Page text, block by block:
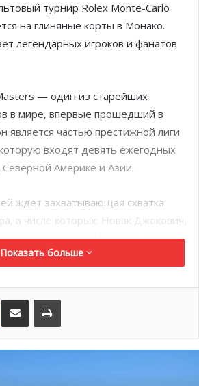
турнир Rolex Monte-Carlo
на глиняные корты в Монако.
легендарных игроков и фанатов
— один из старейших
в мире, впервые прошедший в
является частью престижной лиги
входят девять ежегодных
Америке и Азии.
ждет захватывающая схватка:
в числе которых: Новак Джокович,
года Стефанос Циципас, Даниил
Рублев сразятся за престижный
Большого шлема и 11-кратный
Open» Рафаэль Надаль
Показать больше
Поделиться по электронной почте Распечатать